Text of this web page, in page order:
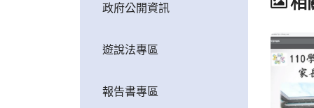
政府公開資訊
遊說法專區
報告書專區